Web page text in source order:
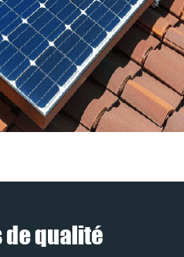
de qualité